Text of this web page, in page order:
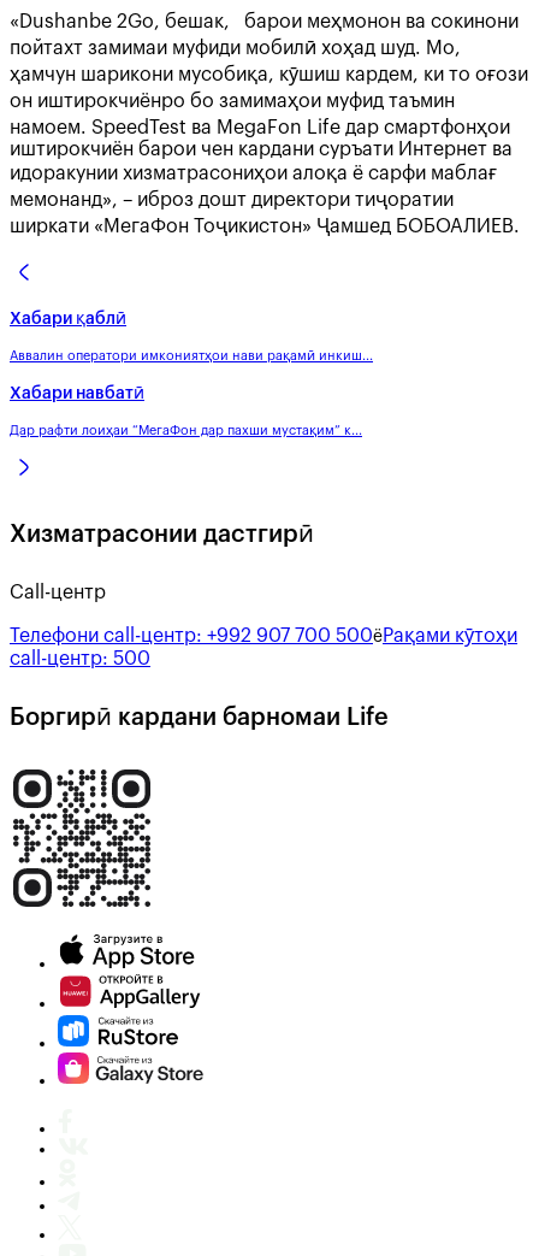
«Dushanbe 2Go, бешак, барои меҳмонон ва сокинони
пойтахт замимаи муфиди мобилӣ хоҳад шуд. Мо,
ҳамчун шарикони мусобиқа, кӯшиш кардем, ки то оғози
он иштирокчиёнро бо замимаҳои муфид таъмин
намоем. SpeedTest ва MegaFon Life дар смартфонҳои
иштирокчиён барои чен кардани суръати Интернет ва
идоракунии хизматрасониҳои алоқа ё сарфи маблағ
мемонанд», – иброз дошт директори тиҷоратии
ширкати «МегаФон Тоҷикистон» Ҷамшед БОБОАЛИЕВ.
Хабари қаблӣ
Аввалин оператори имкониятҳои нави рақамӣ инкиш...
Хабари навбатӣ
Дар рафти лоиҳаи “МегаФон дар пахши мустақим” к...
Хизматрасонии дастгирӣ
Call-центр
Телефони call-центр: +992 907 700 500ёРақами кӯтоҳи
call-центр: 500
Боргирӣ кардани барномаи Life